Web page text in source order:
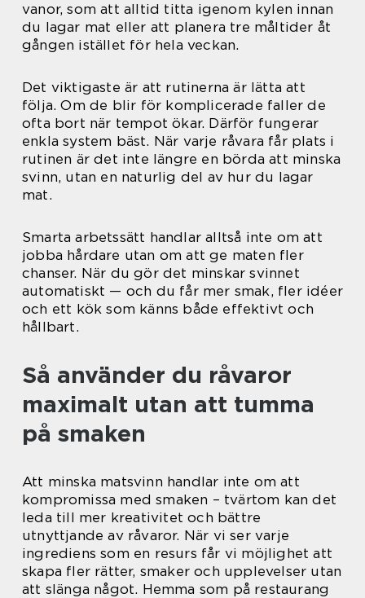
vanor, som att alltid titta igenom kylen innan
du lagar mat eller att planera tre måltider åt
gången istället för hela veckan.
Det viktigaste är att rutinerna är lätta att
följa. Om de blir för komplicerade faller de
ofta bort när tempot ökar. Därför fungerar
enkla system bäst. När varje råvara får plats i
rutinen är det inte längre en börda att minska
svinn, utan en naturlig del av hur du lagar
mat.
Smarta arbetssätt handlar alltså inte om att
jobba hårdare utan om att ge maten fler
chanser. När du gör det minskar svinnet
automatiskt — och du får mer smak, fler idéer
och ett kök som känns både effektivt och
hållbart.
Så använder du råvaror
maximalt utan att tumma
på smaken
Att minska matsvinn handlar inte om att
kompromissa med smaken – tvärtom kan det
leda till mer kreativitet och bättre
utnyttjande av råvaror. När vi ser varje
ingrediens som en resurs får vi möjlighet att
skapa fler rätter, smaker och upplevelser utan
att slänga något. Hemma som på restaurang